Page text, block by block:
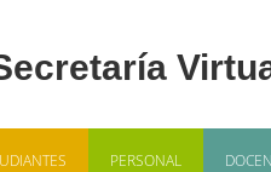
PERSONAL